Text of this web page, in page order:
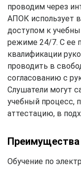
проводим через
АПОК использует
доступом к
режиме 24/7. С ее
квалификации
проводить в
согласованию с
Слушатели могут
учебный процесс,
аттестацию, в
Преимущества
Обучение по